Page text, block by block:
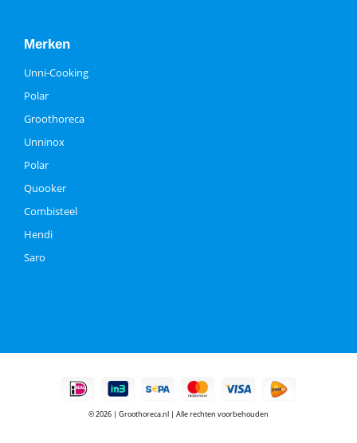
Merken
Unni-Cooking
Polar
Groothoreca
Unninox
Polar
Quooker
Combisteel
Hendi
Saro
© 2026 | Groothoreca.nl | Alle rechten voorbehouden